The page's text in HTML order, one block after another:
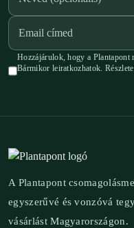
Hozzájárulok, hogy a
Bármikor leiratkozhatok.
A Plantapont
egyszerűvé és vonzóvá
vásárlást Magyarországon.